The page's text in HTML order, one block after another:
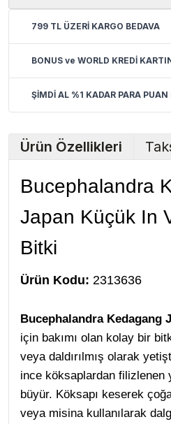
799 TL ÜZERİ KARGO BEDAVA
BONUS ve WORLD KREDİ
ŞİMDİ AL %1 KADAR PARA
Ürün Özellikleri
Bucephalandra
Japan Küçük In
Bitki
Ürün Kodu: 2313636
Bucephalandra Kedagang
için bakımı olan kolay bir
veya daldırılmış olarak
ince köksaplardan filizlenen
büyür. Köksapı keserek
veya misina kullanılarak